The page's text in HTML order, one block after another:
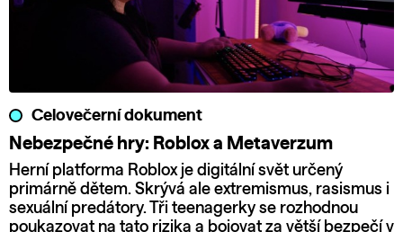
Celovečerní dokument
Nebezpečné hry: Roblox a Metaverzum
Herní platforma Roblox je digitální svět určený
primárně dětem. Skrývá ale extremismus, rasismus i
sexuální predátory. Tři teenagerky se rozhodnou
poukazovat na tato rizika a bojovat za větší bezpečí v